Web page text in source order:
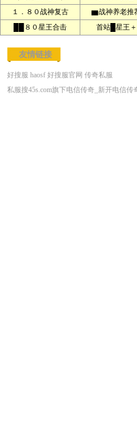
１．８０战神复古
▆战神养老
██８０星王合击
首站█星王＋
友情链接
好搜服 haosf 好搜服官网 传奇私服
私服搜45s.com旗下电信传奇_新开电信